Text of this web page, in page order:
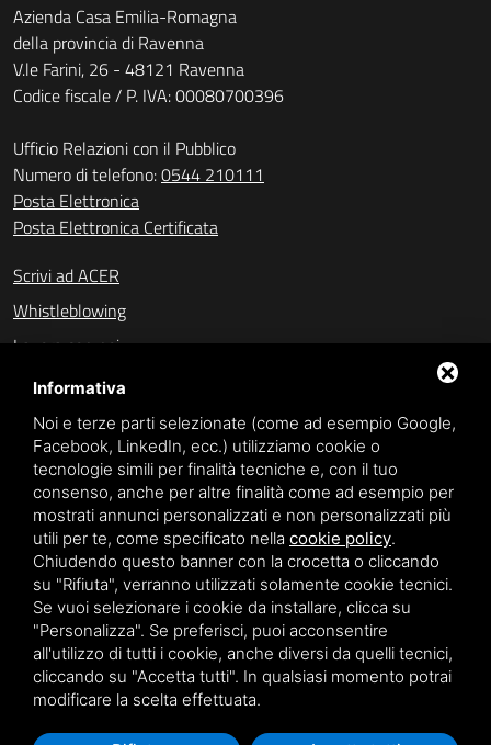
Azienda Casa Emilia-Romagna
della provincia di Ravenna
V.le Farini, 26 - 48121 Ravenna
Codice fiscale / P. IVA: 00080700396
Ufficio Relazioni con il Pubblico
Numero di telefono:0544 210111
Posta Elettronica
Posta Elettronica Certificata
Scrivi ad ACER
Whistleblowing
Lavora con noi
Amministrazione trasparente (fino al 31/10/2023)
Amministrazione trasparente (dal 01/11/2023)
Accesso civico
SPONSOR
Privacy policy
Informativa
Noi e terze parti selezionate (come ad esempio Google,
Facebook, LinkedIn, ecc.) utilizziamo cookie o
tecnologie simili per finalità tecniche e, con il tuo
consenso, anche per altre finalità come ad esempio per
mostrati annunci personalizzati e non personalizzati più
utili per te, come specificato nella cookie policy.
Chiudendo questo banner con la crocetta o cliccando
su "Rifiuta", verranno utilizzati solamente cookie tecnici.
Se vuoi selezionare i cookie da installare, clicca su
"Personalizza". Se preferisci, puoi acconsentire
all'utilizzo di tutti i cookie, anche diversi da quelli tecnici,
cliccando su "Accetta tutti". In qualsiasi momento potrai
modificare la scelta effettuata.